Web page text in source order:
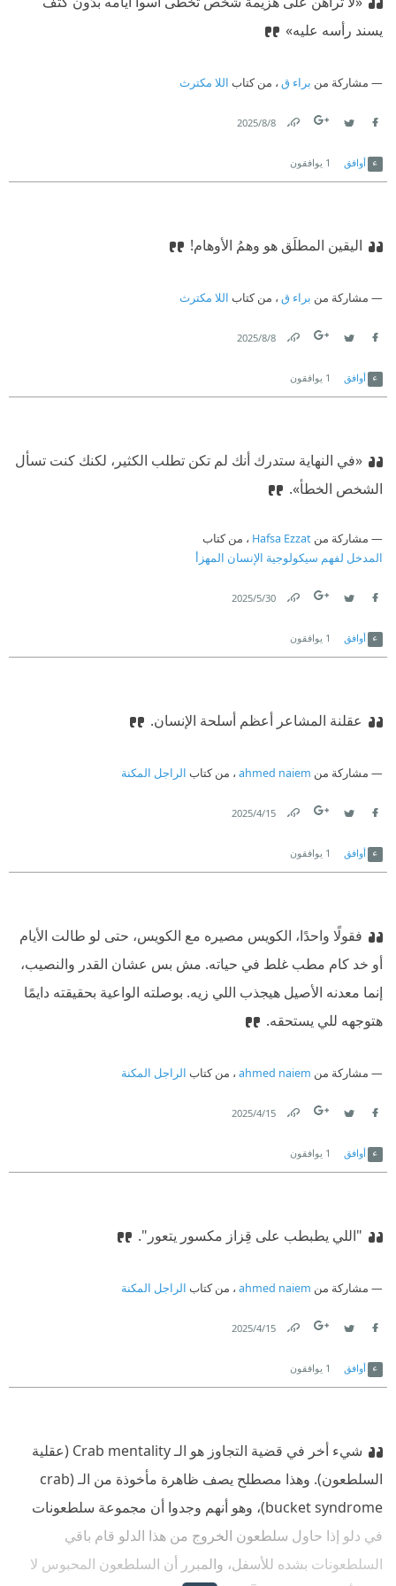
يسند رأسه عليه»
مشاركة من براء ق ، من كتاب اللا مكترث
8‏/8‏/2025
أوافق 1 يوافقون
اليقين المطلَق هو وهمُ الأوهام!
مشاركة من براء ق ، من كتاب اللا مكترث
8‏/8‏/2025
أوافق 1 يوافقون
«في النهاية ستدرك أنك لم تكن تطلب الكثير، لكنك كنت تسأل
الشخص الخطأ».
مشاركة من Hafsa Ezzat ، من كتاب
المدخل لفهم سيكولوجية الإنسان المهزأ
30‏/5‏/2025
أوافق 1 يوافقون
عقلنة المشاعر أعظم أسلحة الإنسان.‏
مشاركة من ahmed naiem ، من كتاب الراجل المكنة
15‏/4‏/2025
أوافق 1 يوافقون
‏فقولًا واحدًا، الكويس مصيره مع الكويس، حتى لو طالت الأيام
أو خد كام مطب غلط في حياته. مش بس عشان القدر والنصيب،
إنما معدنه الأصيل هيجذب اللي زيه. بوصلته الواعية بحقيقته دايمًا
هتوجهه للي يستحقه.‏
مشاركة من ahmed naiem ، من كتاب الراجل المكنة
15‏/4‏/2025
أوافق 1 يوافقون
"اللي يطبطب على قِزاز مكسور يتعور".‏
مشاركة من ahmed naiem ، من كتاب الراجل المكنة
15‏/4‏/2025
أوافق 1 يوافقون
شيء أخر في قضية التجاوز هو الـ Crab mentality (عقلية
السلطعون). وهذا مصطلح يصف ظاهرة مأخوذة من الـ (crab
bucket syndrome)، وهو أنهم وجدوا أن مجموعة سلطعونات
في دلو إذا حاول سلطعون الخروج من هذا الدلو قام باقي
السلطعونات بشده للأسفل، والمبرر أن السلطعون المحبوس لا